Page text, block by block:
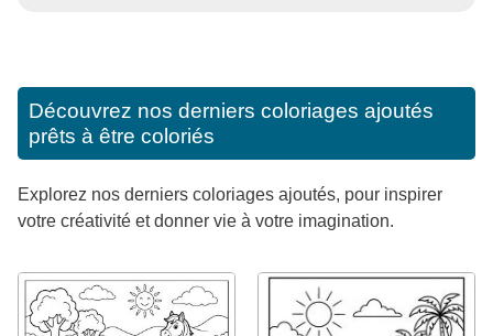
Découvrez nos derniers coloriages ajoutés
prêts à être coloriés
Explorez nos derniers coloriages ajoutés, pour inspirer
votre créativité et donner vie à votre imagination.